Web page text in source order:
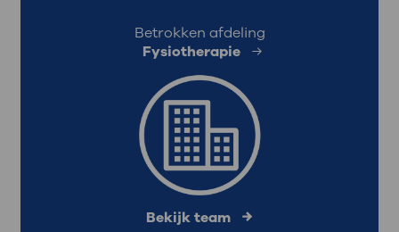
Betrokken afdeling
Fysiotherapie
Bekijk team